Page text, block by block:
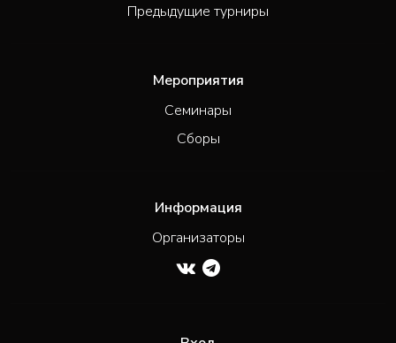
Предыдущие турниры
Мероприятия
Семинары
Сборы
Информация
Организаторы